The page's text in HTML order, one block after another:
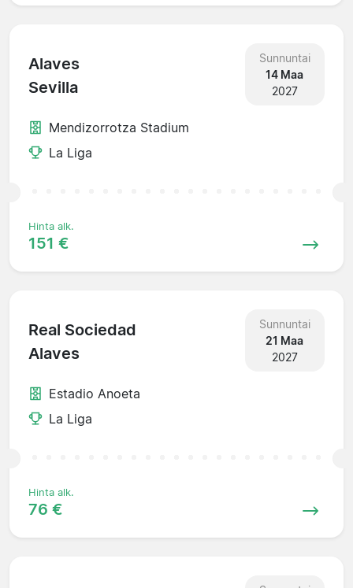
Alaves
Sevilla
Sunnuntai
14 Maa
2027
Mendizorrotza Stadium
La Liga
Hinta alk.
151 €
Real Sociedad
Alaves
Sunnuntai
21 Maa
2027
Estadio Anoeta
La Liga
Hinta alk.
76 €